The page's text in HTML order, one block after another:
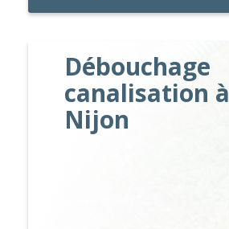
Débouchage
canalisation à
Nijon